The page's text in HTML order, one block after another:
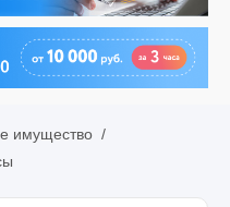
имущество /